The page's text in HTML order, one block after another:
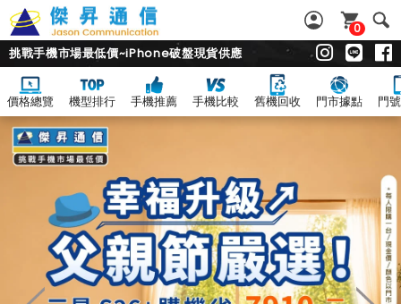
0
挑戰手機市場最低價~iPhone破盤現貨供應
價格總覽 機型排行 手機推薦 手機比較 舊機回收 門市據點 門